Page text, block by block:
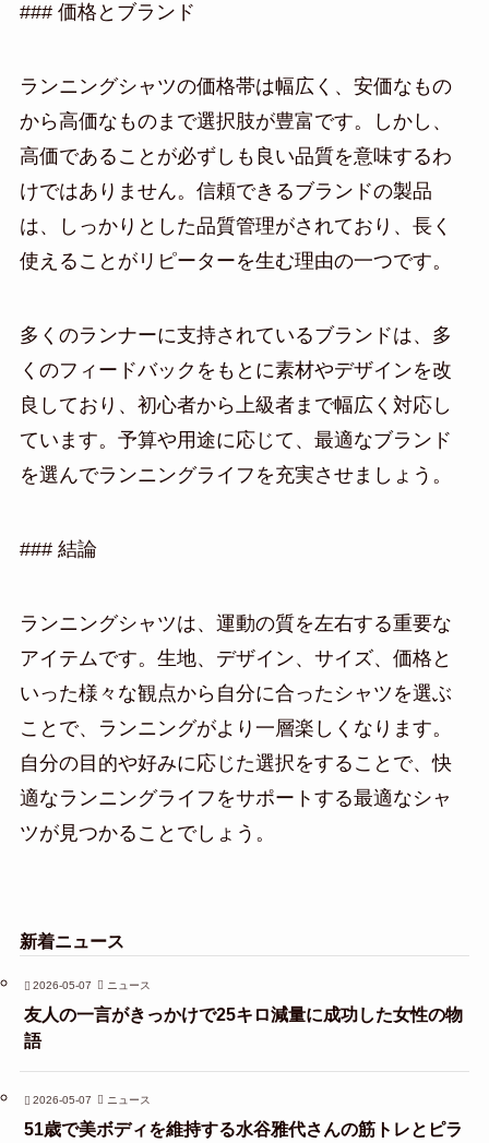
### 価格とブランド
ランニングシャツの価格帯は幅広く、安価なもの
から高価なものまで選択肢が豊富です。しかし、
高価であることが必ずしも良い品質を意味するわ
けではありません。信頼できるブランドの製品
は、しっかりとした品質管理がされており、長く
使えることがリピーターを生む理由の一つです。
多くのランナーに支持されているブランドは、多
くのフィードバックをもとに素材やデザインを改
良しており、初心者から上級者まで幅広く対応し
ています。予算や用途に応じて、最適なブランド
を選んでランニングライフを充実させましょう。
### 結論
ランニングシャツは、運動の質を左右する重要な
アイテムです。生地、デザイン、サイズ、価格と
いった様々な観点から自分に合ったシャツを選ぶ
ことで、ランニングがより一層楽しくなります。
自分の目的や好みに応じた選択をすることで、快
適なランニングライフをサポートする最適なシャ
ツが見つかることでしょう。
新着ニュース
2026-05-07 ニュース
友人の一言がきっかけで25キロ減量に成功した女性の物
語
2026-05-07 ニュース
51歳で美ボディを維持する水谷雅代さんの筋トレとピラ